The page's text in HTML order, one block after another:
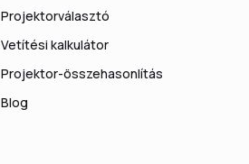
Projektorválasztó
Vetítési kalkulátor
Projektor-összehasonlítás
Blog